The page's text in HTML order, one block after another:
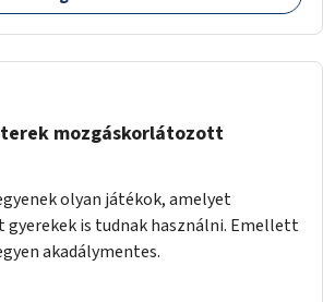
mozgáskorlátozott
olyan játékok, amelyet
is tudnak használni. Emellett
akadálymentes.